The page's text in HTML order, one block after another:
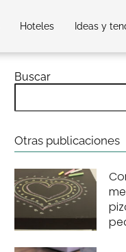
Hoteles Ideas y
Buscar
Otras publicaciones